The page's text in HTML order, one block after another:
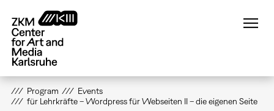
main
content
Program
Events
für Lehrkräfte – Wordpress für Webseiten II – die eigenen Seite